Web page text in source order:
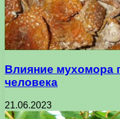
Влияние мухомора
человека
21.06.2023